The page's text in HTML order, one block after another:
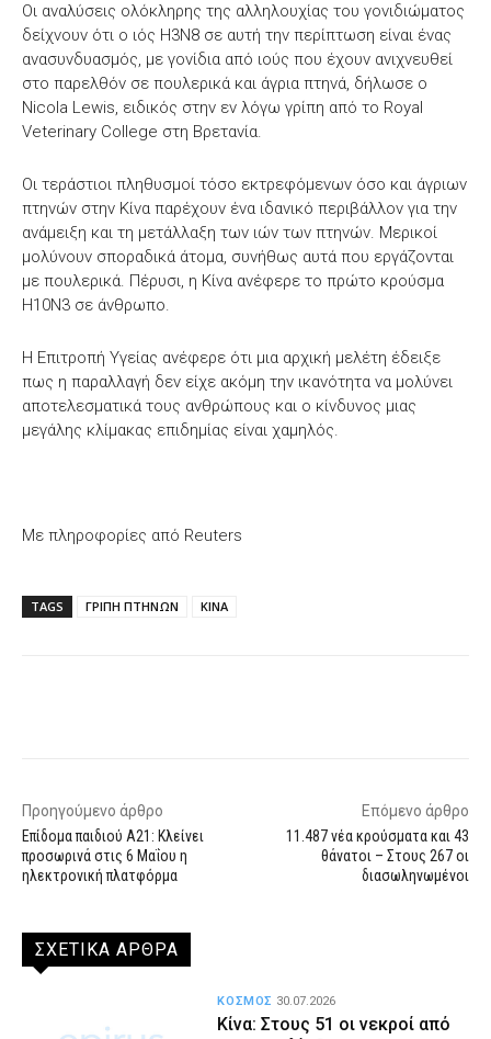
Οι αναλύσεις ολόκληρης της αλληλουχίας του γονιδιώματος
δείχνουν ότι ο ιός H3N8 σε αυτή την περίπτωση είναι ένας
ανασυνδυασμός, με γονίδια από ιούς που έχουν ανιχνευθεί
στο παρελθόν σε πουλερικά και άγρια ​​πτηνά, δήλωσε ο
Nicola Lewis, ειδικός στην εν λόγω γρίπη από το Royal
Veterinary College στη Βρετανία.
Οι τεράστιοι πληθυσμοί τόσο εκτρεφόμενων όσο και άγριων
πτηνών στην Κίνα παρέχουν ένα ιδανικό περιβάλλον για την
ανάμειξη και τη μετάλλαξη των ιών των πτηνών. Μερικοί
μολύνουν σποραδικά άτομα, συνήθως αυτά που εργάζονται
με πουλερικά. Πέρυσι, η Κίνα ανέφερε το πρώτο κρούσμα
H10N3 σε άνθρωπο.
Η Επιτροπή Υγείας ανέφερε ότι μια αρχική μελέτη έδειξε
πως η παραλλαγή δεν είχε ακόμη την ικανότητα να μολύνει
αποτελεσματικά τους ανθρώπους και ο κίνδυνος μιας
μεγάλης κλίμακας επιδημίας είναι χαμηλός.
Με πληροφορίες από Reuters
TAGS ΓΡΙΠΗ ΠΤΗΝΩΝ ΚΙΝΑ
Προηγούμενο άρθρο
Επίδομα παιδιού Α21: Κλείνει
προσωρινά στις 6 Μαΐου η
ηλεκτρονική πλατφόρμα
Επόμενο άρθρο
11.487 νέα κρούσματα και 43
θάνατοι – Στους 267 οι
διασωληνωμένοι
ΣΧΕΤΙΚΑ ΑΡΘΡΑ
Κίνα: Στους 51 οι νεκροί από
ΚΟΣΜΟΣ 30.07.2026